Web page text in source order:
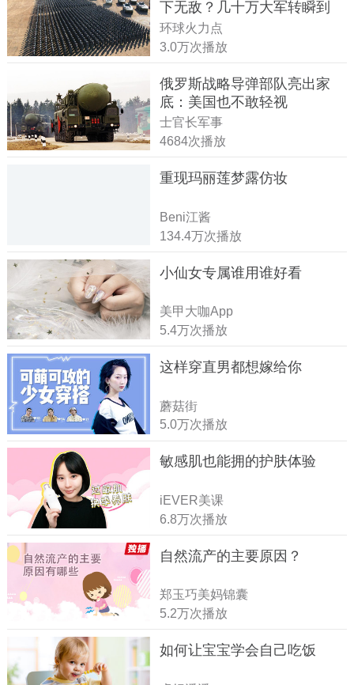
下无敌？几十万大军转瞬到
达！
环球火力点
3.0万次播放
俄罗斯战略导弹部队亮出家
底：美国也不敢轻视
士官长军事
4684次播放
重现玛丽莲梦露仿妆
Beni江酱
134.4万次播放
小仙女专属谁用谁好看
美甲大咖App
5.4万次播放
这样穿直男都想嫁给你
蘑菇街
5.0万次播放
敏感肌也能拥的护肤体验
iEVER美课
6.8万次播放
自然流产的主要原因？
郑玉巧美妈锦囊
5.2万次播放
如何让宝宝学会自己吃饭